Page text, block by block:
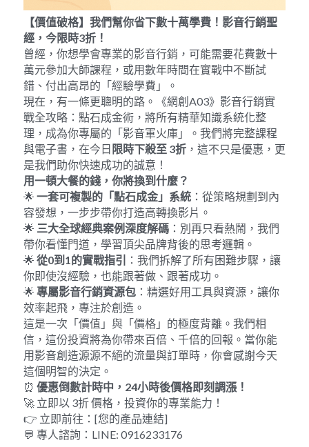
【價值破格】我們幫你省下數十萬學費！影音行銷聖
經，今限時3折！
曾經，你想學會專業的影音行銷，可能需要花費數十
萬元參加大師課程，或用數年時間在實戰中不斷試
錯、付出高昂的「經驗學費」。
現在，有一條更聰明的路。《網創A03》影音行銷實
戰全攻略：點石成金術，將所有精華知識系統化整
理，成為你專屬的「影音軍火庫」。我們將完整課程
與電子書，在今日限時下殺至 3折 ，這不只是優惠，更
是我們助你快速成功的誠意！
用一頓大餐的錢，你將換到什麼？
🌟 一套可複製的「點石成金」系統 ：從策略規劃到內
容發想，一步步帶你打造高轉換影片。
🌟 三大全球經典案例深度解碼 ：別再只看熱鬧，我們
帶你看懂門道，學習頂尖品牌背後的思考邏輯。
🌟 從0到 1的實戰指引
：我們拆解了所有困難步驟，讓
你即使沒經驗，也能跟著做、跟著成功。
🌟 專屬影音行銷資源包 ：精選好用工具與資源，讓你
效率起飛，專注於創造。
這是一次「價值」與「價格」的極度背離。我們相
信，這份投資將為你帶來百倍、千倍的回報。當你能
用影音創造源源不絕的流量與訂單時，你會感謝今天
這個明智的決定。
⏰ 優惠倒數計時中， 24小時後價格即刻調漲！
🚀 立即以 3折 價格，投資你的專業能力！
👉 立即前往：[您的產品連結]
💬 專人諮詢：LINE: 0916233176